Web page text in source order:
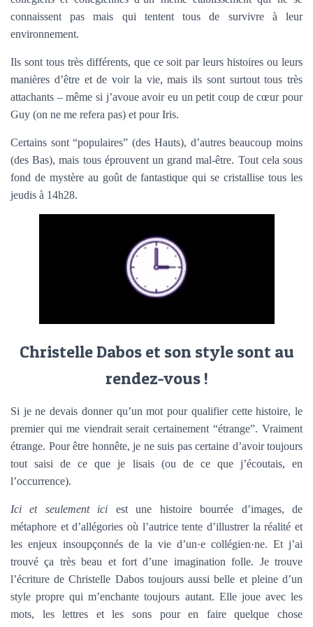
connaissent pas mais qui tentent tous de survivre à leur
environnement.
Ils sont tous très différents, que ce soit par leurs histoires ou leurs
manières d’être et de voir la vie, mais ils sont surtout tous très
attachants – même si j’avoue avoir eu un petit coup de cœur pour
Guy (on ne me refera pas) et pour Iris.
Certains sont “populaires” (des Hauts), d’autres beaucoup moins
(des Bas), mais tous éprouvent un grand mal-être. Tout cela sous
fond de mystère au goût de fantastique qui se cristallise tous les
jeudis à 14h28.
Christelle Dabos et son style sont au
rendez-vous !
Si je ne devais donner qu’un mot pour qualifier cette histoire, le
premier qui me viendrait serait certainement “étrange”. Vraiment
étrange. Pour être honnête, je ne suis pas certaine d’avoir toujours
tout saisi de ce que je lisais (ou de ce que j’écoutais, en
l’occurrence).
Ici et seulement ici est une histoire bourrée d’images, de
métaphore et d’allégories où l’autrice tente d’illustrer la réalité et
les enjeux insoupçonnés de la vie d’un·e collégien·ne. Et j’ai
trouvé ça très beau et fort d’une imagination folle. Je trouve
l’écriture de Christelle Dabos toujours aussi belle et pleine d’un
style propre qui m’enchante toujours autant. Elle joue avec les
mots, les lettres et les sons pour en faire quelque chose